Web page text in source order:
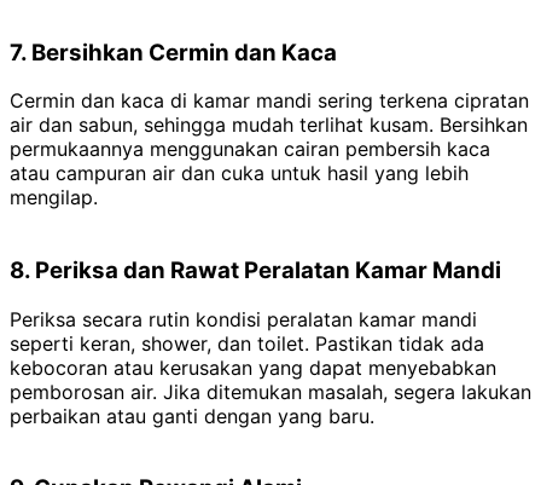
7. Bersihkan Cermin dan Kaca
Cermin dan kaca di kamar mandi sering terkena cipratan
air dan sabun, sehingga mudah terlihat kusam. Bersihkan
permukaannya menggunakan cairan pembersih kaca
atau campuran air dan cuka untuk hasil yang lebih
mengilap.
8. Periksa dan Rawat Peralatan Kamar Mandi
Periksa secara rutin kondisi peralatan kamar mandi
seperti keran, shower, dan toilet. Pastikan tidak ada
kebocoran atau kerusakan yang dapat menyebabkan
pemborosan air. Jika ditemukan masalah, segera lakukan
perbaikan atau ganti dengan yang baru.